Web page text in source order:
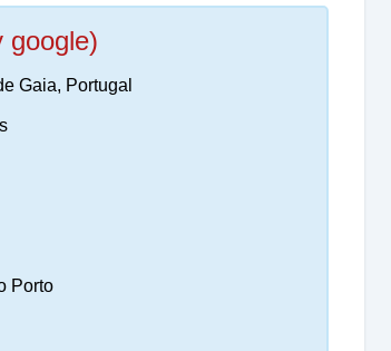
google)
Gaia, Portugal
Porto